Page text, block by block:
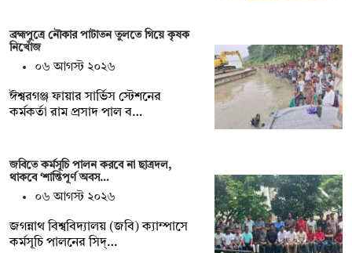
ব্রহ্মপুত্রে নৌকার পাটাতন তুলতে গিয়ে কৃষক
নিখোঁজ
০৬ আগস্ট ২০২৬
ঈশ্বরগঞ্জ ফায়ার সার্ভিস স্টেশনের
কর্মকর্তা রাম প্রসাদ পাল ব…
জবিতে কর্মসূচি পালন করবে না ছাত্রদল,
থাকবে ‘শান্তিপূর্ণ অবস…
০৬ আগস্ট ২০২৬
জগন্নাথ বিশ্ববিদ্যালয় (জবি) ক্যাম্পাসে
কর্মসূচি পালনের সিদ্…